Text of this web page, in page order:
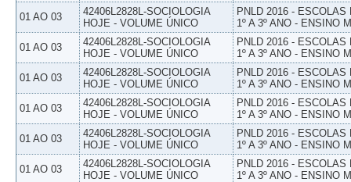
01 AO 03
42406L2828L-SOCIOLOGIA
HOJE - VOLUME ÚNICO
PNLD 2016 -
1º A 3º ANO - ENSINO
01 AO 03
42406L2828L-SOCIOLOGIA
HOJE - VOLUME ÚNICO
PNLD 2016 -
1º A 3º ANO - ENSINO
01 AO 03
42406L2828L-SOCIOLOGIA
HOJE - VOLUME ÚNICO
PNLD 2016 -
1º A 3º ANO - ENSINO
01 AO 03
42406L2828L-SOCIOLOGIA
HOJE - VOLUME ÚNICO
PNLD 2016 -
1º A 3º ANO - ENSINO
01 AO 03
42406L2828L-SOCIOLOGIA
HOJE - VOLUME ÚNICO
PNLD 2016 -
1º A 3º ANO - ENSINO
01 AO 03
42406L2828L-SOCIOLOGIA
HOJE - VOLUME ÚNICO
PNLD 2016 -
1º A 3º ANO - ENSINO